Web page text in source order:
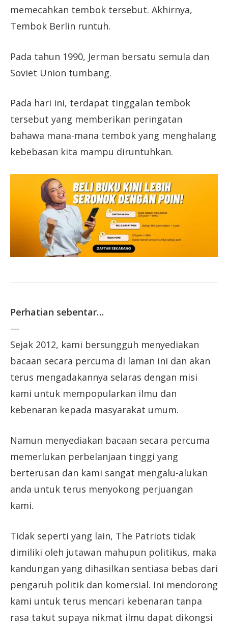
memecahkan tembok tersebut. Akhirnya,
Tembok Berlin runtuh.
Pada tahun 1990, Jerman bersatu semula dan
Soviet Union tumbang.
Pada hari ini, terdapat tinggalan tembok
tersebut yang memberikan peringatan
bahawa mana-mana tembok yang menghalang
kebebasan kita mampu diruntuhkan.
Perhatian sebentar…
—
Sejak 2012, kami bersungguh menyediakan
bacaan secara percuma di laman ini dan akan
terus mengadakannya selaras dengan misi
kami untuk mempopularkan ilmu dan
kebenaran kepada masyarakat umum.
Namun menyediakan bacaan secara percuma
memerlukan perbelanjaan tinggi yang
berterusan dan kami sangat mengalu-alukan
anda untuk terus menyokong perjuangan
kami.
Tidak seperti yang lain, The Patriots tidak
dimiliki oleh jutawan mahupun politikus, maka
kandungan yang dihasilkan sentiasa bebas dari
pengaruh politik dan komersial. Ini mendorong
kami untuk terus mencari kebenaran tanpa
rasa takut supaya nikmat ilmu dapat dikongsi